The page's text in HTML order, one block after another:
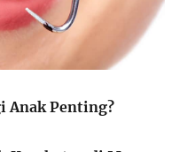
Anak Penting?